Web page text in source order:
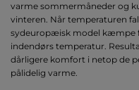
varme sommermåneder og
vinteren. Når temperaturen
sydeuropæisk model kæmpe
indendørs temperatur.
dårligere komfort i netop de
pålidelig varme.